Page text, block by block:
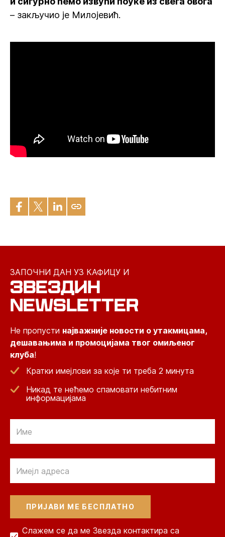
– закључио је Милојевић.
ЗАПОЧНИ ДАН УЗ КАФИЦУ И
ЗВЕЗДИН
NEWSLETTER
Не пропусти најважније новости о утакмицама,
дешавањима и промоцијама твог омиљеног
клуба!
Кратки имејлови за које ти треба 2 минута
Никад те нећемо спамовати небитним
информацијама
Слажем се да ме Звезда контактира са